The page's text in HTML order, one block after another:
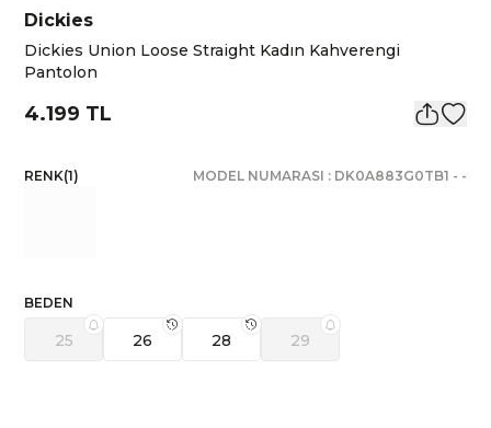
Dickies
Dickies Union Loose Straight Kadın Kahverengi
Pantolon
4.199 TL
RENK(1) MODEL NUMARASI : DK0A883G0TB1 - -
BEDEN
25 26 28 29